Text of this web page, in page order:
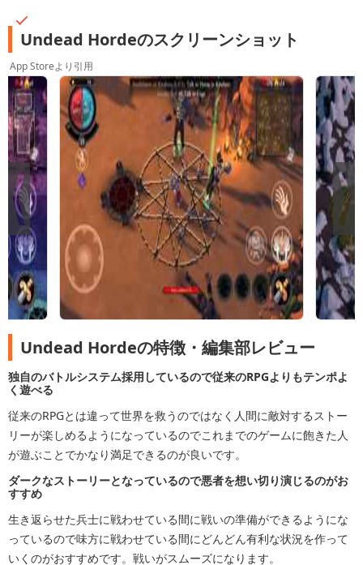
Undead Hordeのスクリーンショット
App Storeより引用
Undead Hordeの特徴・編集部レビュー
独自のバトルシステム採用しているので従来のRPGよりもテンポよ
く遊べる
従来のRPGとは違って世界を救うのではなく人間に敵対するストー
リーが楽しめるようになっているのでこれまでのゲームに飽きた人
が遊ぶことでかなり満足できるのが良いです。
ダークなストーリーとなっているので悪者を想い切り演じるのがお
すすめ
生き返らせた兵士に戦わせている間に戦いの準備ができるようにな
っているので味方に戦わせている間にどんどん有利な状況を作って
いくのがおすすめです。戦いがスムーズになります。